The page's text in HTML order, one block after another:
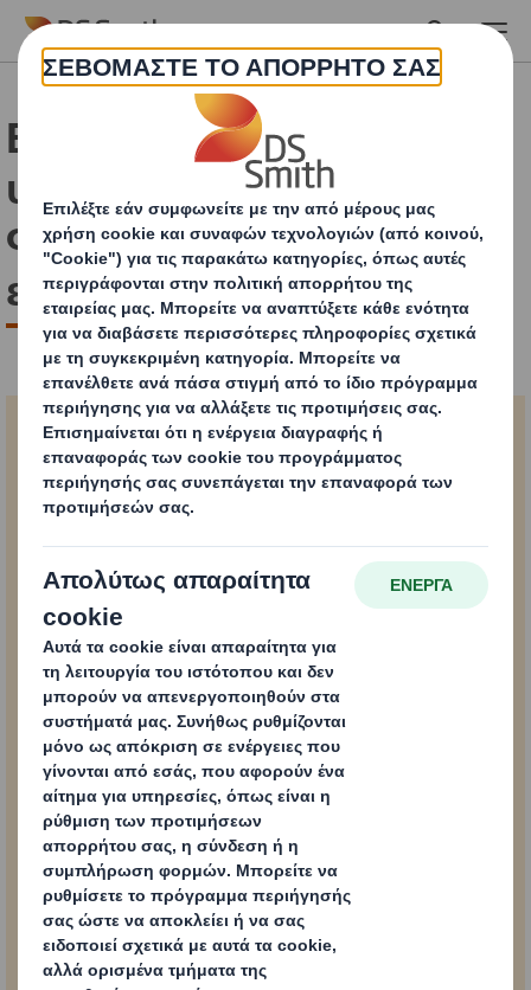
Skip to main content
Ευχαριστούμε για την
υποβολή! Η ενημέρωση
Φρούτων & Λαχανικών
είναι έτοιμη προς λήψη.
Όλα όσα πρέπει να
γνωρίζετε για τη
συσκευασία φρούτων και
λαχανικών
Αποκλεισμός περιεχομένου
Για να δείτε αυτό το περιεχόμενο, πρέπει να αποδεχτείτε τα cookie
«επιδόσεων».